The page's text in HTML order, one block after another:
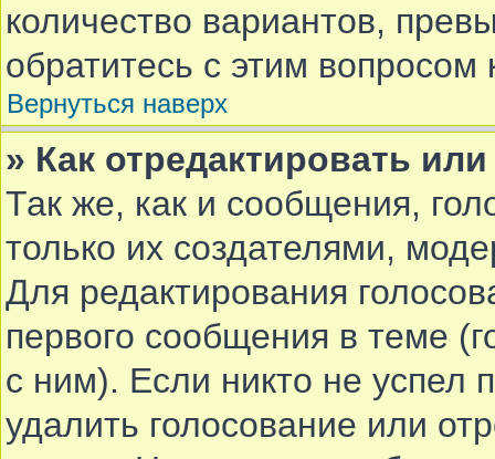
количество вариантов,
обратитесь с этим вопросом
Вернуться наверх
» Как отредактировать
Так же, как и сообщения,
только их создателями,
Для редактирования
первого сообщения в теме
с ним). Если никто не успел
удалить голосование или